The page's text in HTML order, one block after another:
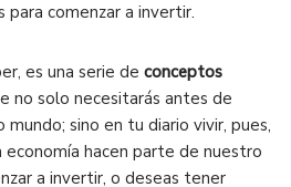
para comenzar a invertir.
es una serie de conceptos
no solo necesitarás antes de
sino en tu diario vivir, pues,
economía hacen parte de nuestro
a invertir, o deseas tener